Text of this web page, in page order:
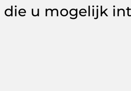
die u mogelijk